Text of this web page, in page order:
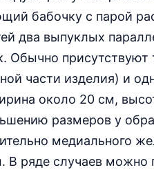
бабочку с парой
два выпуклых
Обычно присутствуют
части изделия) и
около 20 см,
размеров у
медиального
ряде случаев можно